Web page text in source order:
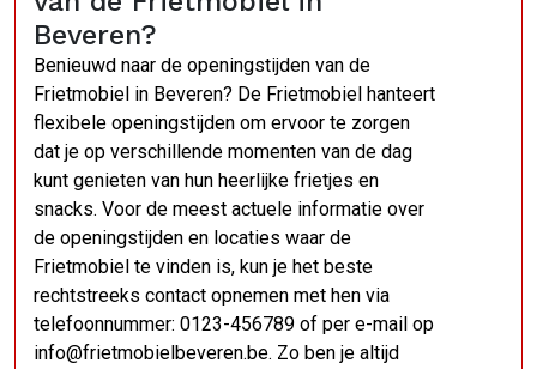
Beveren?
Benieuwd naar de openingstijden van de
Frietmobiel in Beveren? De Frietmobiel hanteert
flexibele openingstijden om ervoor te zorgen
dat je op verschillende momenten van de dag
kunt genieten van hun heerlijke frietjes en
snacks. Voor de meest actuele informatie over
de openingstijden en locaties waar de
Frietmobiel te vinden is, kun je het beste
rechtstreeks contact opnemen met hen via
telefoonnummer: 0123-456789 of per e-mail op
info@frietmobielbeveren.be. Zo ben je altijd